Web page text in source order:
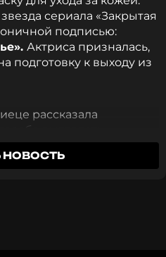
в будущее».
Lucasfilm, Disney+,
Likee, чтобы
событий
сериала «Закрытая
подписью:
Актриса призналась,
подготовку к выходу из
рассказала
выглядеть
публики. По словам
в
НОВОСТЬ